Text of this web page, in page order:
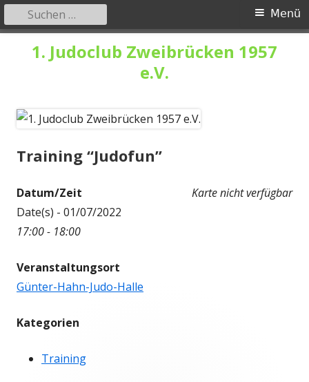
1. Judoclub Zweibrücken 1957
e.V.
Primäres
Menü
Menü
Suchen
nach:
Training “Judofun”
Karte nicht verfügbar
Datum/Zeit
Date(s) - 01/07/2022
17:00 - 18:00
Veranstaltungsort
Günter-Hahn-Judo-Halle
Kategorien
Training